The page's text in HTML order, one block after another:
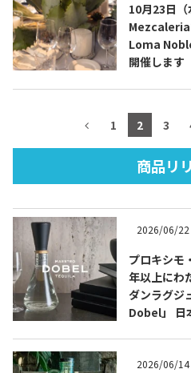
メキシコ料理
メキシコの記念日
イベント一覧
10月23日
Mezcaleria
Loma
開催します
1 2 3
商品リ
2026/06/22
プロキシモ
年以上にわ
ダンラグジ
Dobel」 日
2026/06/14